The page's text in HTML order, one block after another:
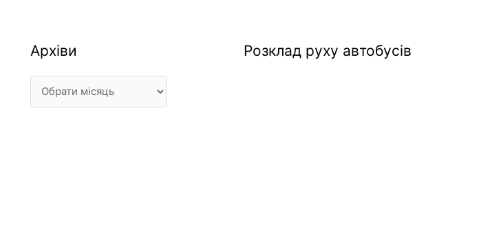
Архіви
Архіви Розклад руху автобусів